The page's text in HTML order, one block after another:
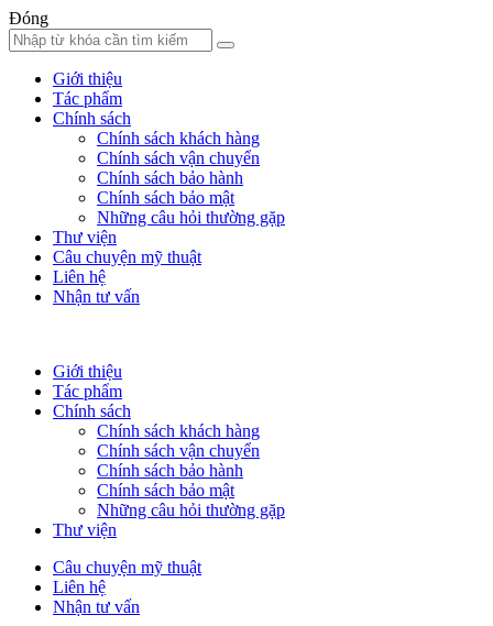
Đóng
Giới thiệu
Tác phẩm
Chính sách
Chính sách khách hàng
Chính sách vận chuyển
Chính sách bảo hành
Chính sách bảo mật
Những câu hỏi thường gặp
Thư viện
Câu chuyện mỹ thuật
Liên hệ
Nhận tư vấn
Giới thiệu
Tác phẩm
Chính sách
Chính sách khách hàng
Chính sách vận chuyển
Chính sách bảo hành
Chính sách bảo mật
Những câu hỏi thường gặp
Thư viện
Câu chuyện mỹ thuật
Liên hệ
Nhận tư vấn